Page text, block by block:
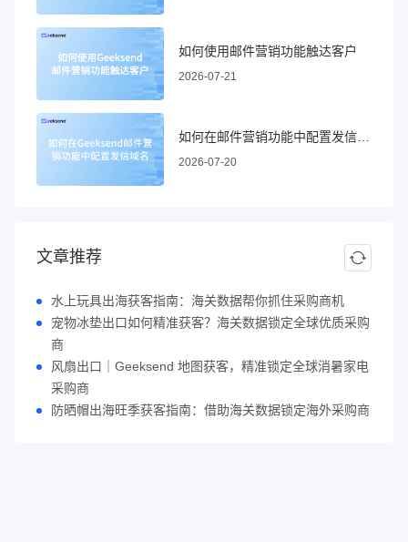
如何使用邮件营销功能触达客户
2026-07-21
2026-07-20
文章推荐
水上玩具出海获客指南：海关数据帮你抓住采购商机
宠物冰垫出口如何精准获客？海关数据锁定全球优质采购
商
风扇出口｜Geeksend 地图获客，精准锁定全球消暑家电
采购商
防晒帽出海旺季获客指南：借助海关数据锁定海外采购商